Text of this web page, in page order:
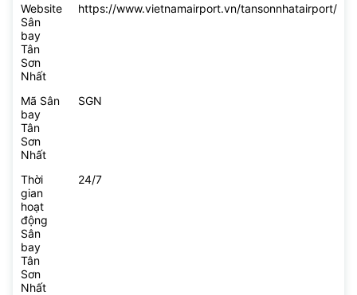
Website
Sân
bay
Tân
Sơn
Nhất
https://www.vietnamairport.vn/tansonnhatairport/
Mã Sân
bay
Tân
Sơn
Nhất
SGN
Thời
gian
hoạt
động
Sân
bay
Tân
Sơn
Nhất
24/7